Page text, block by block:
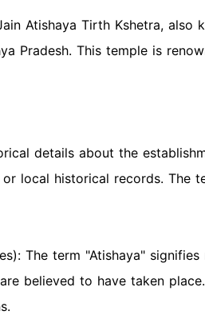
Atishaya Tirth Kshetra,
Pradesh. This temple is
details about the
local historical records. The
The term "Atishaya"
believed to have taken